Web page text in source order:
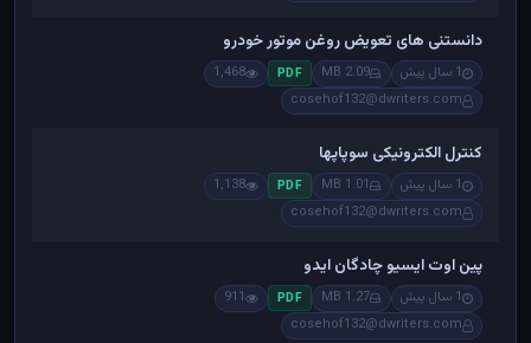
دانستنی های تعویض روغن موتور خودرو
1 سال پیش 2.09 MB
PDF
1,468
cosehof132@dwriters.com
کنترل الکترونیکی سوپاپها
1 سال پیش 1.01 MB
PDF
1,138
cosehof132@dwriters.com
پین اوت ایسیو چادگان ایدو
1 سال پیش 1.27 MB
PDF
911
cosehof132@dwriters.com